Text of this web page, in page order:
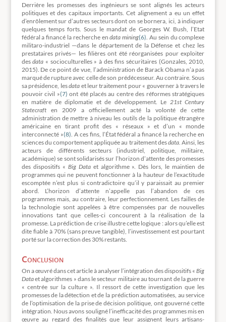
Derrière les promesses des ingénieurs se sont alignés les acteurs
politiques et des capitaux importants. Cet alignement a eu un effet
d’enrôlement sur d’autres secteurs dont on se bornera, ici, à indiquer
quelques temps forts. Sous le mandat de Georges W. Bush, l’Etat
fédéral a financé la recherche endata mining(6) . Au sein du complexe
militaro-industriel —dans le département de la Défense et chez les
prestataires privés— les filières ont été réorganisées pour exploiter
desdata « socioculturelles » à des fins sécuritaires (Gonzales, 2010,
2015). De ce point de vue, l’administration de Barack Obama n’a pas
marqué de rupture avec celle de son prédécesseur. Au contraire. Sous
sa présidence, lesdata et leur traitement pour « gouverner à travers le
pouvoir civil »(7) ont été placés au centre des réformes stratégiques
en matière de diplomatie et de développement. Le 21st Century
Statecraften 2009 a officiellement acté la volonté de cette
administration de mettre à niveau les outils de la politique étrangère
américaine en tirant profit des « réseaux » et d’un « monde
interconnecté »(8) . A ces fins, l’État fédéral a financé la recherche en
sciences du comportement appliquée au traitement desdata . Ainsi, les
acteurs de différents secteurs (industriel, politique, militaire,
académique) se sont solidarisés sur l’horizon d’attente des promesses
des dispositifs « Big Dataet algorithme ». Dès lors, le maintien de
programmes qui ne peuvent fonctionner à la hauteur de l’exactitude
escomptée n’est plus si contradictoire qu’il y paraissait au premier
abord. L’horizon d’attente n’appelle pas l’abandon de ces
programmes mais, au contraire, leur perfectionnement. Les failles de
la technologie sont appelées à être compensées par de nouvelles
innovations tant que celles-ci concourent à la réalisation de la
promesse. La prédiction de crise illustre cette logique : alors qu’elle est
dite fiable à 70% (sans preuve tangible), l’investissement est pourtant
porté sur la correction des 30% restants.
Conclusion
On a œuvré dans cet article à analyser l’intégration des dispositifs «Big
Dataet algorithmes » dans le secteur militaire au tournant de la guerre
« centrée sur la culture ». Il ressort de cette investigation que les
promesses de la détection et de la prédiction automatisées, au service
de l’optimisation de la prise de décision politique, ont gouverné cette
intégration. Nous avons souligné l’inefficacité des programmes mis en
œuvre au regard des finalités que leur assignent leurs artisans-